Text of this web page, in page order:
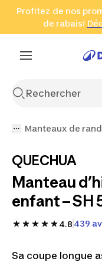
Aller à la recherche
Profitez de nos
de rabais!
en
(Zones
Manteaux de
QUECHUA
Manteau
enfant – SH
4.8 439
Sa coupe longue